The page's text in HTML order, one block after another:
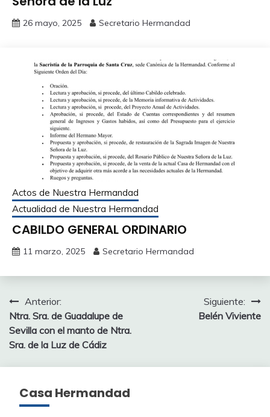
26 mayo, 2025 Secretario Hermandad
Actos de Nuestra Hermandad
Actualidad de Nuestra Hermandad
CABILDO GENERAL ORDINARIO
11 marzo, 2025 Secretario Hermandad
Navegación
de
entradas
Anterior:
Ntra. Sra. de Guadalupe de
Sevilla con el manto de Ntra.
Sra. de la Luz de Cádiz
Siguiente:
Belén Viviente
Casa Hermandad